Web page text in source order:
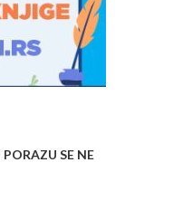
PORAZU SE NE